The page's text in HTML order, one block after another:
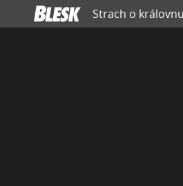
Strach o